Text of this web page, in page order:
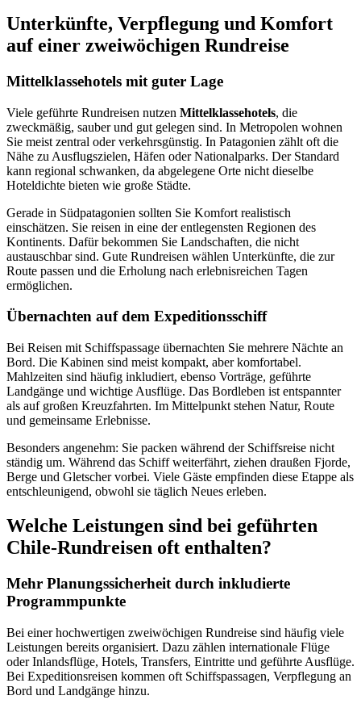
Unterkünfte, Verpflegung und Komfort
auf einer zweiwöchigen Rundreise
Mittelklassehotels mit guter Lage
Viele geführte Rundreisen nutzen Mittelklassehotels, die
zweckmäßig, sauber und gut gelegen sind. In Metropolen wohnen
Sie meist zentral oder verkehrsgünstig. In Patagonien zählt oft die
Nähe zu Ausflugszielen, Häfen oder Nationalparks. Der Standard
kann regional schwanken, da abgelegene Orte nicht dieselbe
Hoteldichte bieten wie große Städte.
Gerade in Südpatagonien sollten Sie Komfort realistisch
einschätzen. Sie reisen in eine der entlegensten Regionen des
Kontinents. Dafür bekommen Sie Landschaften, die nicht
austauschbar sind. Gute Rundreisen wählen Unterkünfte, die zur
Route passen und die Erholung nach erlebnisreichen Tagen
ermöglichen.
Übernachten auf dem Expeditionsschiff
Bei Reisen mit Schiffspassage übernachten Sie mehrere Nächte an
Bord. Die Kabinen sind meist kompakt, aber komfortabel.
Mahlzeiten sind häufig inkludiert, ebenso Vorträge, geführte
Landgänge und wichtige Ausflüge. Das Bordleben ist entspannter
als auf großen Kreuzfahrten. Im Mittelpunkt stehen Natur, Route
und gemeinsame Erlebnisse.
Besonders angenehm: Sie packen während der Schiffsreise nicht
ständig um. Während das Schiff weiterfährt, ziehen draußen Fjorde,
Berge und Gletscher vorbei. Viele Gäste empfinden diese Etappe als
entschleunigend, obwohl sie täglich Neues erleben.
Welche Leistungen sind bei geführten
Chile-Rundreisen oft enthalten?
Mehr Planungssicherheit durch inkludierte
Programmpunkte
Bei einer hochwertigen zweiwöchigen Rundreise sind häufig viele
Leistungen bereits organisiert. Dazu zählen internationale Flüge
oder Inlandsflüge, Hotels, Transfers, Eintritte und geführte Ausflüge.
Bei Expeditionsreisen kommen oft Schiffspassagen, Verpflegung an
Bord und Landgänge hinzu.